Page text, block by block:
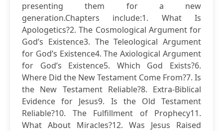
presenting them for a new
generation.Chapters include:1. What Is
Apologetics?2. The Cosmological Argument for
God’s Existence3. The Teleological Argument
for God’s Existence4. The Axiological Argument
for God’s Existence5. Which God Exists?6.
Where Did the New Testament Come From?7. Is
the New Testament Reliable?8. Extra-Biblical
Evidence for Jesus9. Is the Old Testament
Reliable?10. The Fulfillment of Prophecy11.
What About Miracles?12. Was Jesus Raised